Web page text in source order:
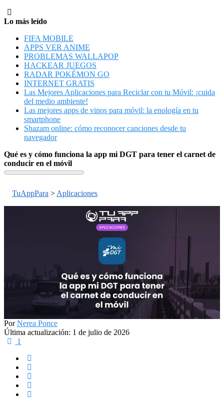
Lo más leído
FIFA MOBILE
APPS VER ANIME
PROBLEMAS WALLAPOP
HACKEAR JUEGOS
RADAR POKÉMON GO
INTERNET GRATIS
Las Mejores Aplicaciones para Reciclar con tu Móvil: ¡cuida
del medio ambiente!
Las mejores apps de vinos para móvil: la enología en tu
smartphone
Shazam online: cómo reconocer canciones desde tu
navegador
Qué es y cómo funciona la app mi DGT para tener el carnet de
conducir en el móvil
TuAppPara > Aplicaciones
PorNerea Ponce
Última actualización: 1 de julio de 2026
1